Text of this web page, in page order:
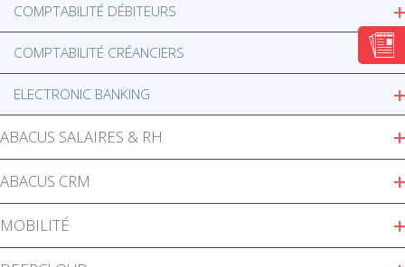
COMPTABILITÉ DÉBITEURS
COMPTABILITÉ CRÉANCIERS
ELECTRONIC BANKING
ABACUS SALAIRES & RH
ABACUS CRM
MOBILITÉ